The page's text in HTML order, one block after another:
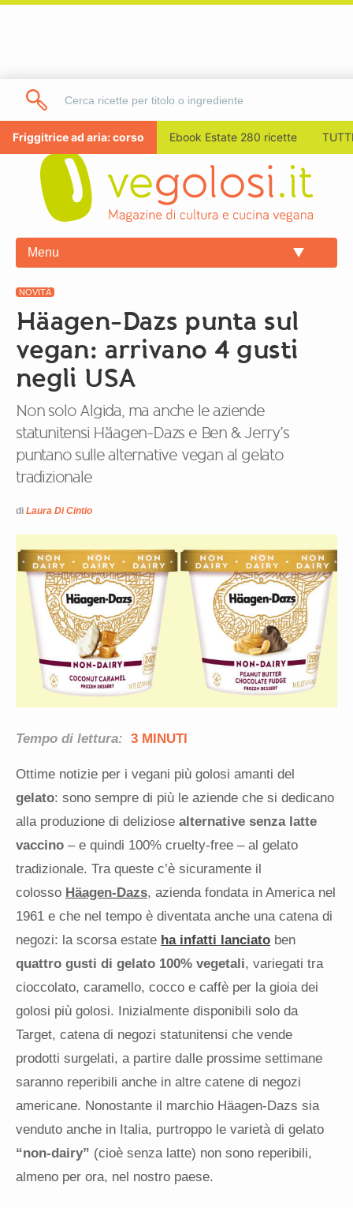
Friggitrice ad aria: corso Ebook Estate 280 ricette
Menu
NOVITÀ
Häagen-Dazs punta sul
vegan: arrivano 4 gusti
negli USA
Non solo Algida, ma anche le aziende
statunitensi Häagen-Dazs e Ben & Jerry’s
puntano sulle alternative vegan al gelato
tradizionale
di Laura Di Cintio
Tempo di lettura: 3 MINUTI
Ottime notizie per i vegani più golosi amanti del
gelato: sono sempre di più le aziende che si dedicano
alla produzione di deliziose alternative senza latte
vaccino – e quindi 100% cruelty-free – al gelato
tradizionale. Tra queste c’è sicuramente il
colosso Häagen-Dazs, azienda fondata in America nel
1961 e che nel tempo è diventata anche una catena di
negozi: la scorsa estate ha infatti lanciato ben
quattro gusti di gelato 100% vegetali, variegati tra
cioccolato, caramello, cocco e caffè per la gioia dei
golosi più golosi. Inizialmente disponibili solo da
Target, catena di negozi statunitensi che vende
prodotti surgelati, a partire dalle prossime settimane
saranno reperibili anche in altre catene di negozi
americane. Nonostante il marchio Häagen-Dazs sia
venduto anche in Italia, purtroppo le varietà di gelato
“non-dairy” (cioè senza latte) non sono reperibili,
almeno per ora, nel nostro paese.